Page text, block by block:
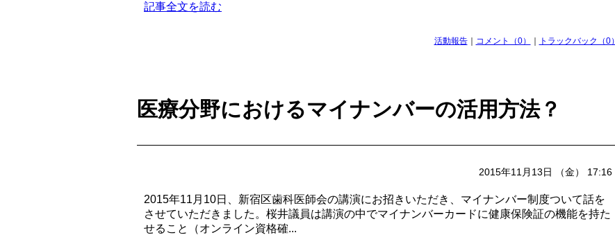
記事全文を読む
活動報告｜ コメント（0） トラックバック（0）
医療分野におけるマイナンバーの活用方法？
2015年11月13日 （金） 17:16
2015年11月10日、新宿区歯科医師会の講演にお招きいただき、マイナンバー制度ついて話を
させていただきました。桜井議員は講演の中でマイナンバーカードに健康保険証の機能を持た
せること（オンライン資格確...